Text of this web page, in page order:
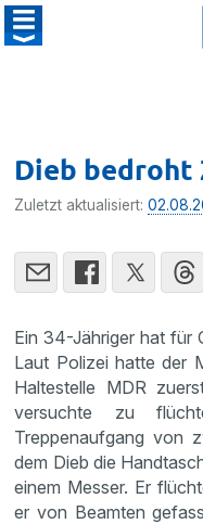
Dieb bedroht
Zuletzt aktualisiert:
Ein 34-Jähriger hat für
Laut Polizei hatte der
Haltestelle MDR
versuchte zu
Treppenaufgang von
dem Dieb die
einem Messer. Er
er von Beamten